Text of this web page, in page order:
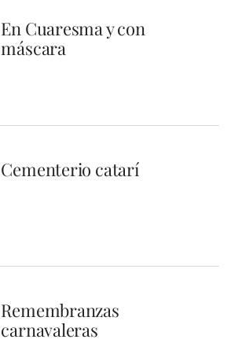
En Cuaresma y con
máscara
Cementerio catarí
Remembranzas
carnavaleras